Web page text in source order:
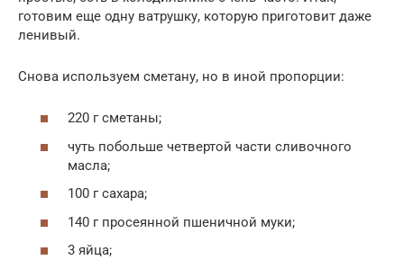
готовим еще одну ватрушку, которую приготовит даже
ленивый.
Снова используем сметану, но в иной пропорции:
220 г сметаны;
чуть побольше четвертой части сливочного
масла;
100 г сахара;
140 г просеянной пшеничной муки;
3 яйца;